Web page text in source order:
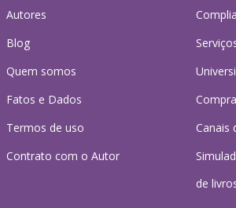
Autores
Blog
Quem somos
Fatos e Dados
Termos de uso
Contrato com o Autor
Canais
de